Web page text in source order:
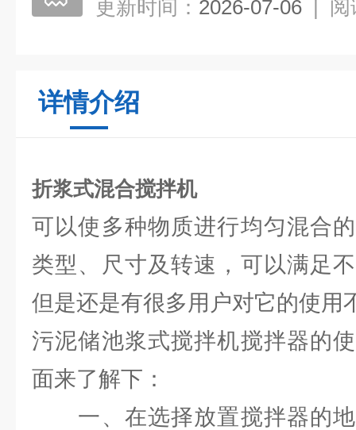
更新时间： 2026-07-06 | 阅
详情介绍
折浆式混合搅拌机
可以使多种物质进行均匀混合
类型、尺寸及转速，可以满足
但是还是有很多用户对它的使用
污泥储池浆式搅拌机搅拌器的
面来了解下：
一、在选择放置搅拌器的地